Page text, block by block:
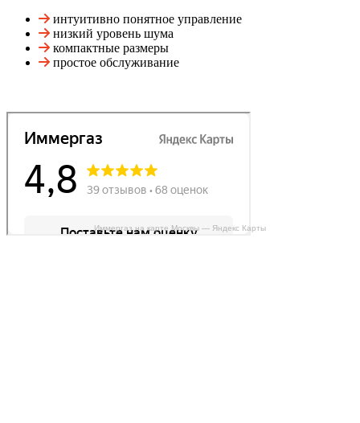
интуитивно понятное управление
низкий уровень шума
компактные размеры
простое обслуживание
Иммергаз на карте Москвы — Яндекс Карты